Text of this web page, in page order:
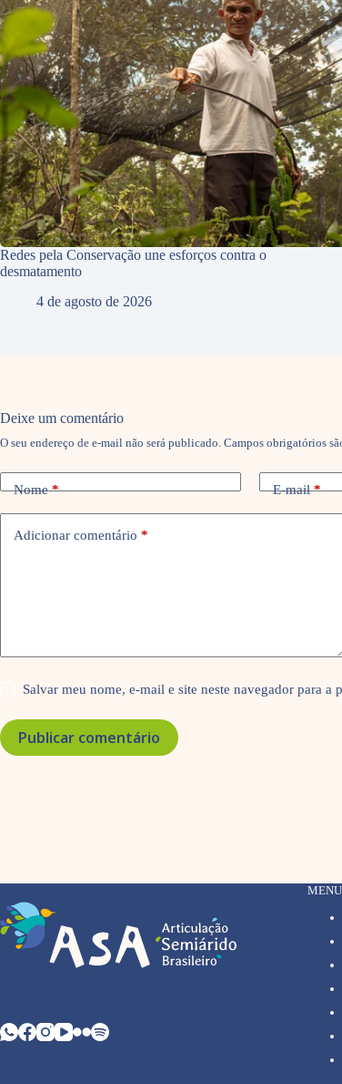
Redes pela Conservação une esforços contra o
desmatamento
4 de agosto de 2026
Deixe um comentário
O seu endereço de e-mail não será publicado. Campos obrigatórios
Nome* E-mail*
Adicionar comentário *
Salvar meu nome, e-mail e site neste navegador para a
Publicar comentário
MENU